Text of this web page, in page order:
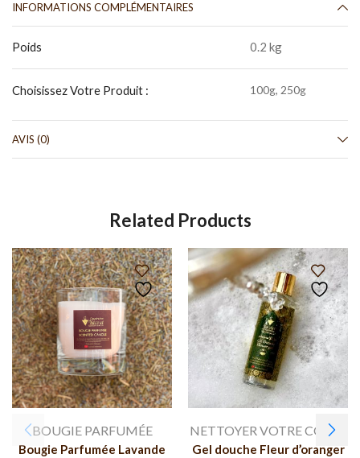
INFORMATIONS COMPLÉMENTAIRES
Poids 0.2 kg
Choisissez Votre Produit : 100g, 250g
AVIS (0)
Related Products
BOUGIE PARFUMÉE
Bougie Parfumée Lavande
NETTOYER VOTRE CORPS
Gel douche Fleur d’oranger